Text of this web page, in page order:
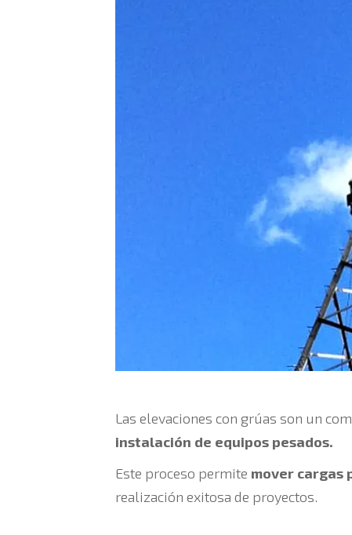
Las elevaciones con grúas son un
instalación de equipos pesados.
Este proceso permite mover cargas
realización exitosa de proyectos.